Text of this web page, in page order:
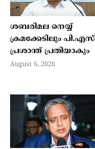
ശബരിമല നെയ്യ്
ക്രമക്കേടിലും പി.എസ്
പ്രശാന്ത് പ്രതിയാകും
August 6, 2026